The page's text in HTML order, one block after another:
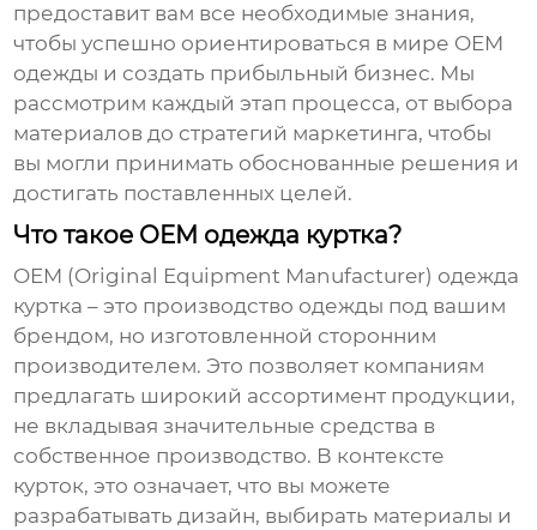
предоставит вам все необходимые знания,
чтобы успешно ориентироваться в мире OEM
одежды и создать прибыльный бизнес. Мы
рассмотрим каждый этап процесса, от выбора
материалов до стратегий маркетинга, чтобы
вы могли принимать обоснованные решения и
достигать поставленных целей.
Что такое OEM одежда куртка?
OEM (Original Equipment Manufacturer) одежда
куртка – это производство одежды под вашим
брендом, но изготовленной сторонним
производителем. Это позволяет компаниям
предлагать широкий ассортимент продукции,
не вкладывая значительные средства в
собственное производство. В контексте
курток, это означает, что вы можете
разрабатывать дизайн, выбирать материалы и